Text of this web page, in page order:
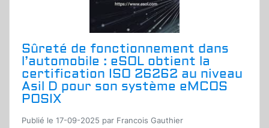
Sûreté de fonctionnement dans
l’automobile : eSOL obtient la
certification ISO 26262 au niveau
Asil D pour son système eMCOS
POSIX
Publié le 17-09-2025 par Francois Gauthier